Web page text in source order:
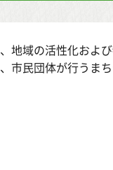
地域の活性化およ
市民団体が行うま